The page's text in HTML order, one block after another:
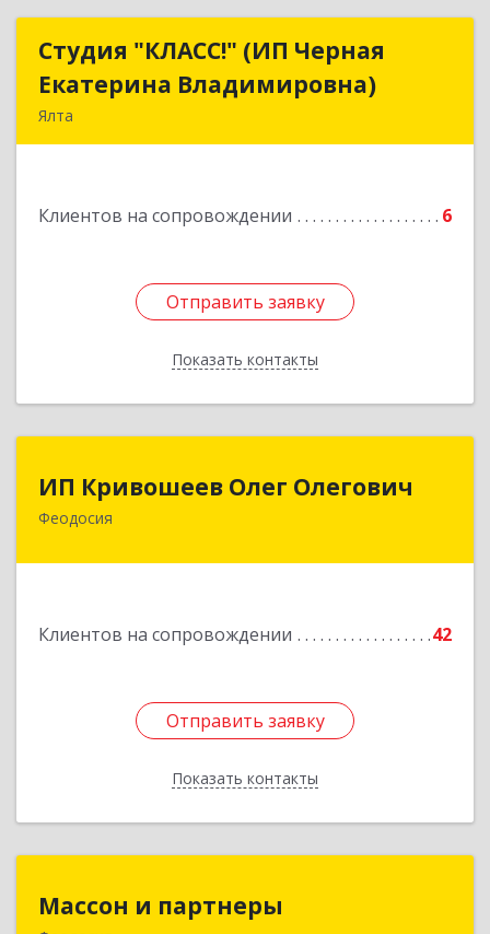
Студия "КЛАСС!" (ИП Черная
Екатерина Владимировна)
Ялта
Клиентов на сопровождении 6
Отправить заявку
Показать контакты
Студия "КЛАСС!" (ИП Черная
Екатерина Владимировна)
Отправить заявку
Назад
ИП Кривошеев Олег Олегович
Феодосия
Клиентов на сопровождении 42
Отправить заявку
Показать контакты
Отправить заявку
Назад
Массон и партнеры